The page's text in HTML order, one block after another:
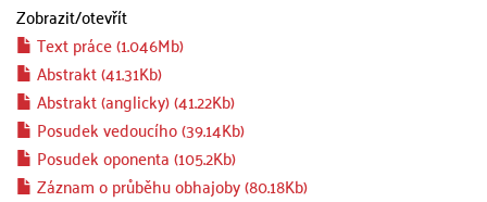
Zobrazit/otevřít
Text práce (1.046Mb)
Abstrakt (41.31Kb)
Abstrakt (anglicky) (41.22Kb)
Posudek vedoucího (39.14Kb)
Posudek oponenta (105.2Kb)
Záznam o průběhu obhajoby (80.18Kb)